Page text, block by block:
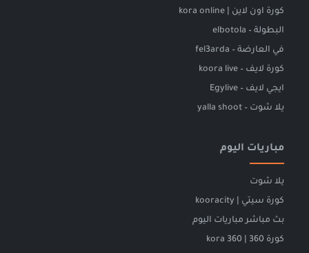
كورة اون لاين | kora online
البطولة – elbotola
في العارضة – fel3arda
كورة لايف – koora live
ايجي لايف – Egylive
يلا شوت – yalla shoot
مباريات اليوم
يلا شوت
كورة سيتي | kooracity
بث مباشر مباريات اليوم
كورة 360 | kora 360